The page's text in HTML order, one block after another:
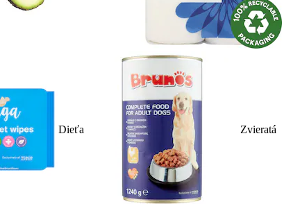
Dieťa Zvieratá